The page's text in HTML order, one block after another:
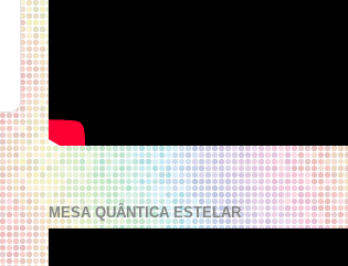
MESA QUÂNTICA ESTELAR